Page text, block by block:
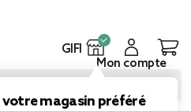
GIFI
votre magasin préféré
Mon compte